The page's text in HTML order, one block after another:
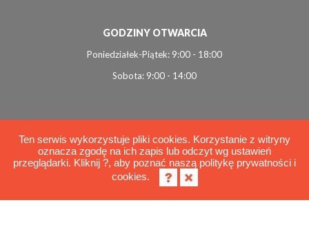
GODZINY OTWARCIA
Poniedziałek-Piątek: 9:00 - 18:00
Sobota: 9:00 - 14:00
© 2026 Interviol
Polityka cookies
Ten serwis wykorzystuje pliki cookies. Korzystanie z witryny
oznacza zgodę na ich zapis lub odczyt wg ustawień
przeglądarki. Kliknij ?, aby poznać naszą politykę prywatności i
cookies.